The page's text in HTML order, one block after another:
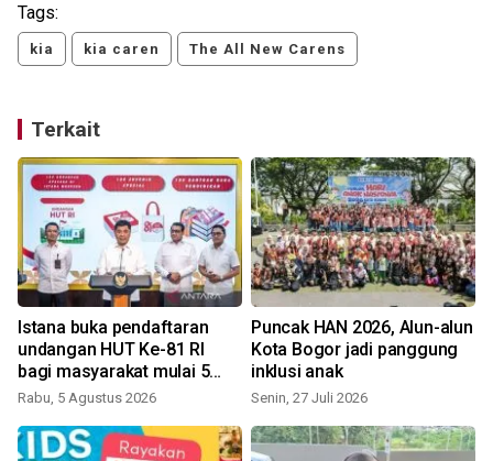
Tags:
kia kia caren The All New Carens
Terkait
Istana buka pendaftaran
undangan HUT Ke-81 RI
bagi masyarakat mulai 5
Agustus
Rabu, 5 Agustus 2026
Puncak HAN 2026, Alun-alun
Kota Bogor jadi panggung
inklusi anak
Senin, 27 Juli 2026